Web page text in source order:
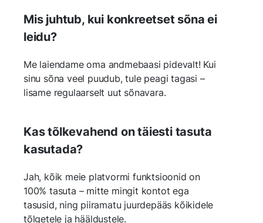
Mis juhtub, kui konkreetset sõna ei
leidu?
Me laiendame oma andmebaasi pidevalt! Kui
sinu sõna veel puudub, tule peagi tagasi –
lisame regulaarselt uut sõnavara.
Kas tõlkevahend on täiesti tasuta
kasutada?
Jah, kõik meie platvormi funktsioonid on
100% tasuta – mitte mingit kontot ega
tasusid, ning piiramatu juurdepääs kõikidele
tõlgetele ja hääldustele.